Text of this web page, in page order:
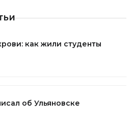
как жили студенты
об Ульяновске